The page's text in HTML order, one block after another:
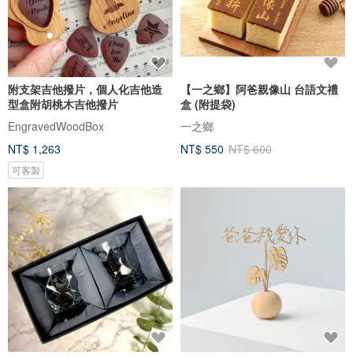
附支架吉他撥片，個人化吉他造
型盒附胡桃木吉他撥片
EngravedWoodBox
NT$ 1,263
可客製
【一之鄉】阿爸親像山 台語文禮
盒 (附提袋)
一之鄉
NT$ 550 NT$ 600